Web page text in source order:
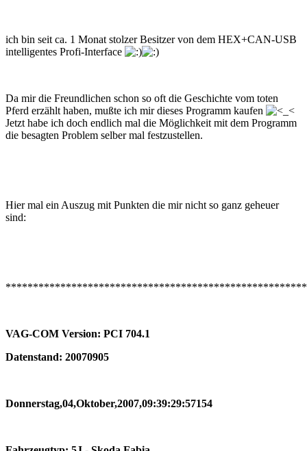
ich bin seit ca. 1 Monat stolzer Besitzer von dem HEX+CAN-USB
intelligentes Profi-Interface
Da mir die Freundlichen schon so oft die Geschichte vom toten
Pferd erzählt haben, mußte ich mir dieses Programm kaufen
Jetzt habe ich doch endlich mal die Möglichkeit mit dem Programm
die besagten Problem selber mal festzustellen.
Hier mal ein Auszug mit Punkten die mir nicht so ganz geheuer
sind:
VAG-COM Version: PCI 704.1
Datenstand: 20070905
Donnerstag,04,Oktober,2007,09:39:29:57154